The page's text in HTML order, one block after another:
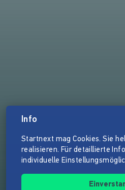
Info
Startnext mag Cookies. Sie
realisieren. Für detaillierte
individuelle